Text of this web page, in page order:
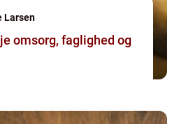
Larsen
og